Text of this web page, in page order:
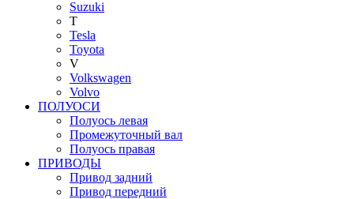
Suzuki
T
Tesla
Toyota
V
Volkswagen
Volvo
ПОЛУОСИ
Полуось левая
Промежуточный вал
Полуось правая
ПРИВОДЫ
Привод задний
Привод передний